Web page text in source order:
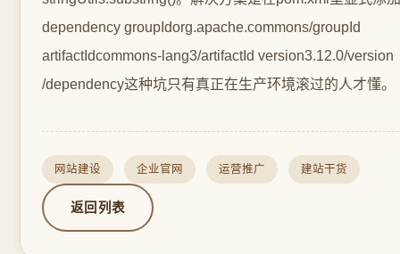
网站建设 企业官网 运营推广 建站干货
返回列表